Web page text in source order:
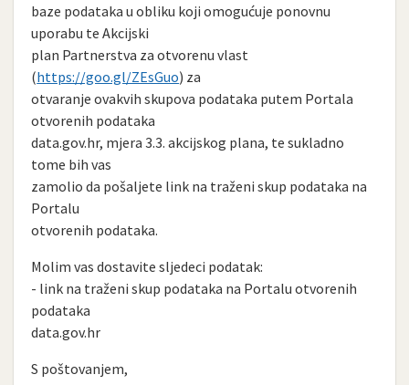
baze podataka u obliku koji omogućuje ponovnu
uporabu te Akcijski
plan Partnerstva za otvorenu vlast
(https://goo.gl/ZEsGuo) za
otvaranje ovakvih skupova podataka putem Portala
otvorenih podataka
data.gov.hr, mjera 3.3. akcijskog plana, te sukladno
tome bih vas
zamolio da pošaljete link na traženi skup podataka na
Portalu
otvorenih podataka.
Molim vas dostavite sljedeci podatak:
- link na traženi skup podataka na Portalu otvorenih
podataka
data.gov.hr
S poštovanjem,